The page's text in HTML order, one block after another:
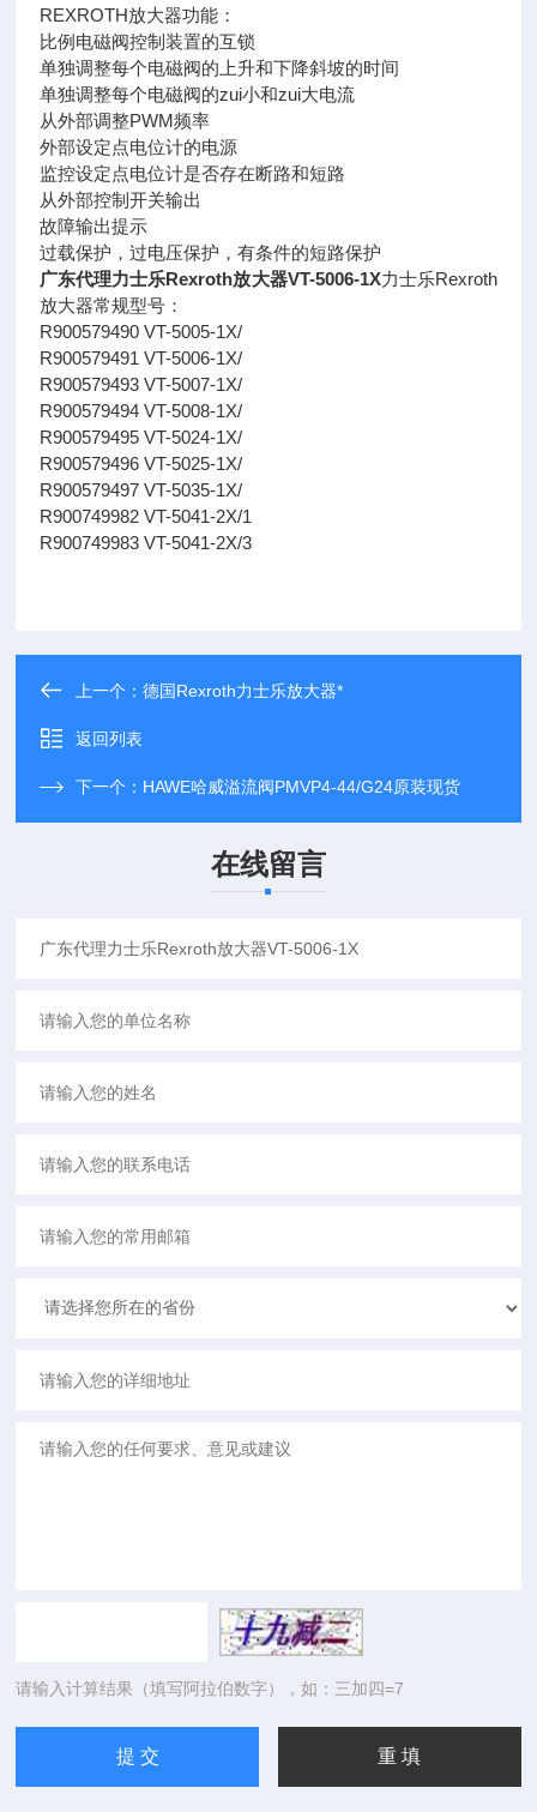
REXROTH放大器功能：
比例电磁阀控制装置的互锁
单独调整每个电磁阀的上升和下降斜坡的时间
单独调整每个电磁阀的zui小和zui大电流
从外部调整PWM频率
外部设定点电位计的电源
监控设定点电位计是否存在断路和短路
从外部控制开关输出
故障输出提示
过载保护，过电压保护，有条件的短路保护
广东代理力士乐Rexroth放大器VT-5006-1X力士乐Rexroth
放大器常规型号：
R900579490 VT-5005-1X/
R900579491 VT-5006-1X/
R900579493 VT-5007-1X/
R900579494 VT-5008-1X/
R900579495 VT-5024-1X/
R900579496 VT-5025-1X/
R900579497 VT-5035-1X/
R900749982 VT-5041-2X/1
R900749983 VT-5041-2X/3
上一个：德国Rexroth力士乐放大器*
返回列表
下一个： HAWE哈威溢流阀PMVP4-44/G24原装现货
在线留言
请输入计算结果（填写阿拉伯数字），如：三加四=7